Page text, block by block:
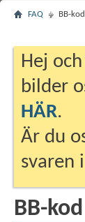
FAQ BB-
Hej
bilder
HÄR.
Är du
svaren
BB-kod